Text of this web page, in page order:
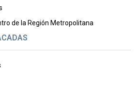
de la Región Metropolitana